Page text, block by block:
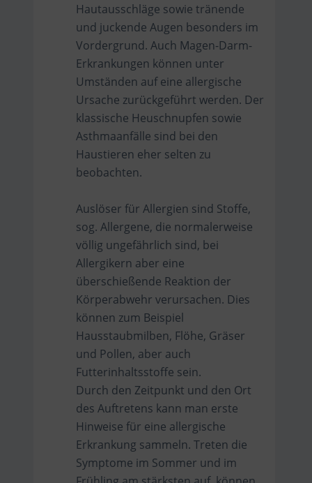
Hautausschläge sowie tränende
und juckende Augen besonders im
Vordergrund. Auch Magen-Darm-
Erkrankungen können unter
Umständen auf eine allergische
Ursache zurückgeführt werden. Der
klassische Heuschnupfen sowie
Asthmaanfälle sind bei den
Haustieren eher selten zu
beobachten.
Auslöser für Allergien sind Stoffe,
sog. Allergene, die normalerweise
völlig ungefährlich sind, bei
Allergikern aber eine
überschießende Reaktion der
Körperabwehr verursachen. Dies
können zum Beispiel
Hausstaubmilben, Flöhe, Gräser
und Pollen, aber auch
Futterinhaltsstoffe sein.
Durch den Zeitpunkt und den Ort
des Auftretens kann man erste
Hinweise für eine allergische
Erkrankung sammeln. Treten die
Symptome im Sommer und im